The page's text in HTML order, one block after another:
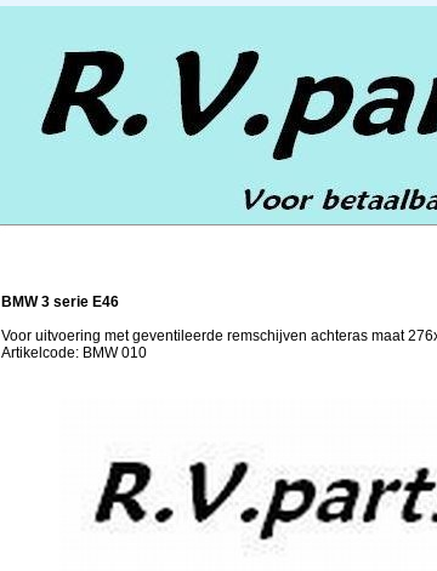
BMW 3 serie E46
Voor uitvoering met geventileerde remschijven achteras maat
Artikelcode: BMW 010